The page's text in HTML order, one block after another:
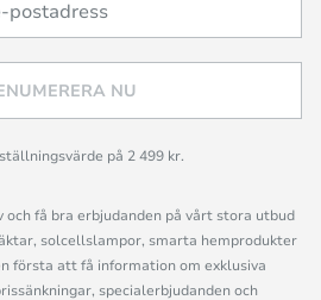
NU
på 2 499 kr.
och få bra erbjudanden på vårt stora utbud
solcellslampor, smarta hemprodukter
första att få information om exklusiva
specialerbjudanden och